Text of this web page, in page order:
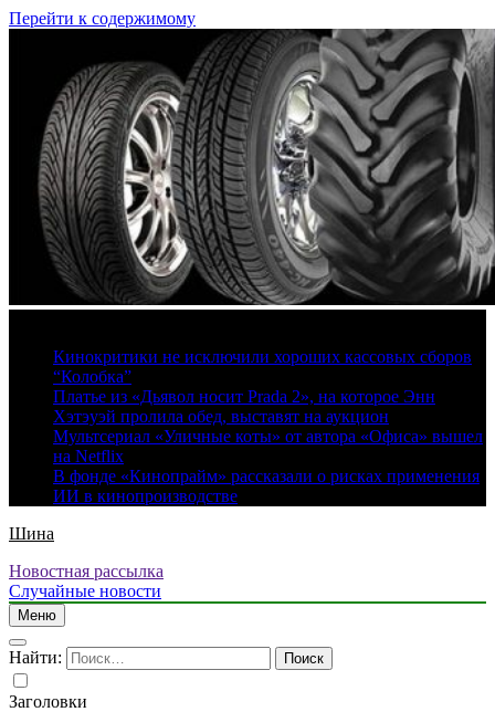
Перейти к содержимому
Кинокритики не исключили хороших кассовых сборов
“Колобка”
Платье из «Дьявол носит Prada 2», на которое Энн
Хэтэуэй пролила обед, выставят на аукцион
Мультсериал «Уличные коты» от автора «Офиса» вышел
на Netflix
В фонде «Кинопрайм» рассказали о рисках применения
ИИ в кинопроизводстве
Шина
Новостная рассылка
Случайные новости
Меню
Найти:
Заголовки